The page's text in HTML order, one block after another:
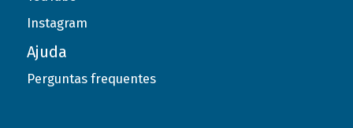
Instagram
Ajuda
Perguntas frequentes